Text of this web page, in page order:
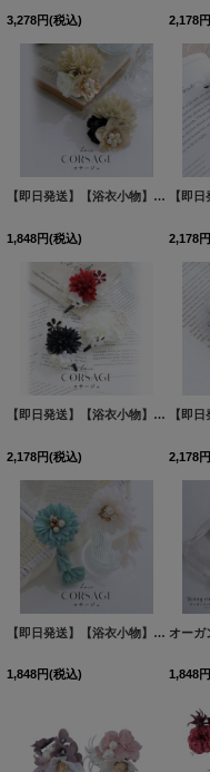
3,278円(税込) 2,178円
【即日発送】【浴衣小物】ダイヤパールフラワーコサージュ【2カラー】[YMT]
1,848円(税込) 2,178円
【即日発送】【浴衣小物】ちりめん水引きフラワーコサージュ【3カラー】[YMT]
2,178円(税込) 2,178円
【即日発送】【浴衣小物】パールフラワーコサージュ【2カラー】[YMT]
1,848円(税込) 1,848円